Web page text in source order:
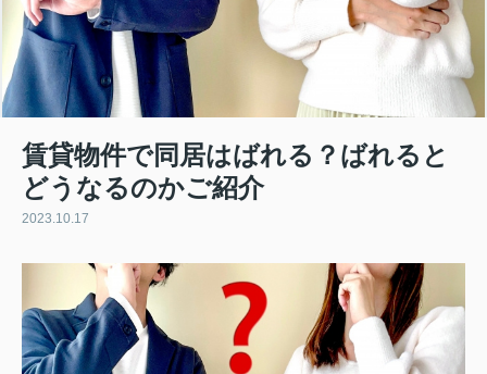
賃貸物件で同居はばれる？ばれると
どうなるのかご紹介
2023.10.17